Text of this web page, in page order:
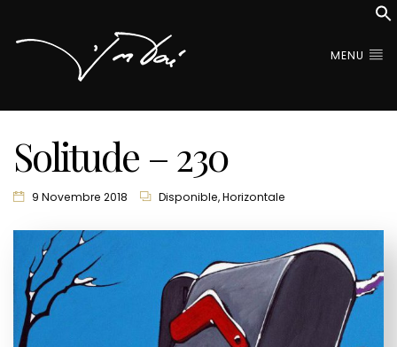
MENU
Solitude – 230
9 Novembre 2018 Disponible,Horizontale